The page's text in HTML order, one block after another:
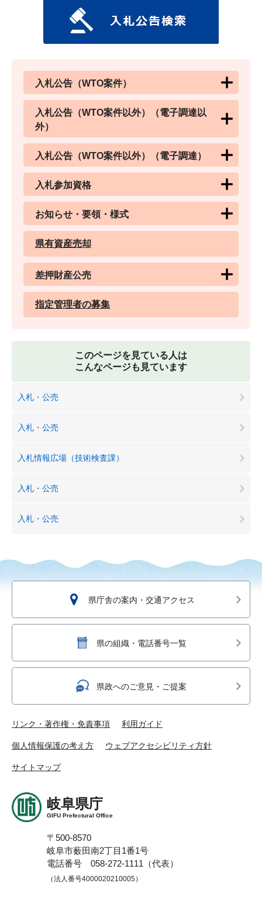
入札公告（WTO案件）
入札公告（WTO案件以外）（電子調達以
外）
入札公告（WTO案件以外）（電子調達）
入札参加資格
お知らせ・要領・様式
県有資産売却
差押財産公売
指定管理者の募集
このページを見ている人は
こんなページも見ています
入札・公売
入札・公売
入札情報広場（技術検査課）
入札・公売
入札・公売
県庁舎の案内・交通アクセス
県の組織・電話番号一覧
県政へのご意見・ご提案
リンク・著作権・免責事項 利用ガイド
個人情報保護の考え方 ウェブアクセシビリティ方針
サイトマップ
岐阜県庁
GIFU Prefectural Office
〒500-8570
岐阜市薮田南2丁目1番1号
電話番号 058-272-1111（代表）
（法人番号4000020210005）